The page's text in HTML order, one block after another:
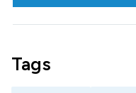
Tags